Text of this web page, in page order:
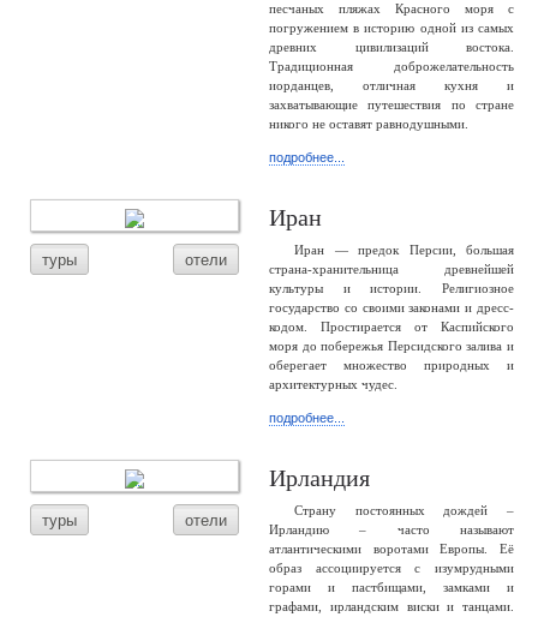
песчаных пляжах Красного моря с
погружением в историю одной из самых
древних цивилизаций востока.
Традиционная доброжелательность
иорданцев, отличная кухня и
захватывающие путешествия по стране
никого не оставят равнодушными.
подробнее...
туры отели
Иран
Иран — предок Персии, большая
страна-хранительница древнейшей
культуры и истории. Религиозное
государство со своими законами и дресс-
кодом. Простирается от Каспийского
моря до побережья Персидского залива и
оберегает множество природных и
архитектурных чудес.
подробнее...
туры отели
Ирландия
Страну постоянных дождей –
Ирландию – часто называют
атлантическими воротами Европы. Её
образ ассоциируется с изумрудными
горами и пастбищами, замками и
графами, ирландским виски и танцами.